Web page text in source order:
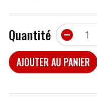
Quantité 
AJOUTER AU PANIER